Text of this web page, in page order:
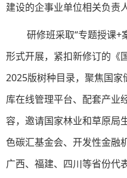
建设的企事业单位相关负责
研修班采取“专题授课+
形式开展，紧扣新修订的《
2025版树种目录，聚焦国
库在线管理平台、配套产业
容，邀请国家林业和草原局
色碳汇基金会、开发性金融
广西、福建、四川等省份代